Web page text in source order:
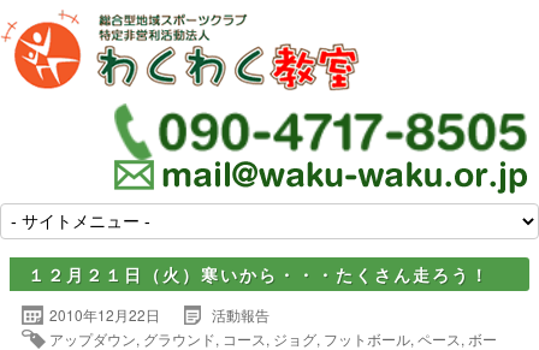
１２月２１日（火）寒いから・・・たくさん走ろう！
2010年12月22日
活動報告
アップダウン, グラウンド, コース, ジョグ, フットボール, ペース, ボー